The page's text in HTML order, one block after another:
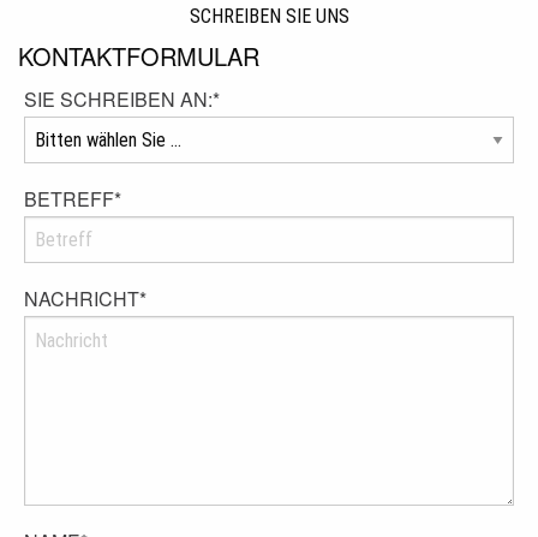
SCHREIBEN SIE UNS
KONTAKTFORMULAR
SIE SCHREIBEN AN:*
BETREFF*
NACHRICHT*